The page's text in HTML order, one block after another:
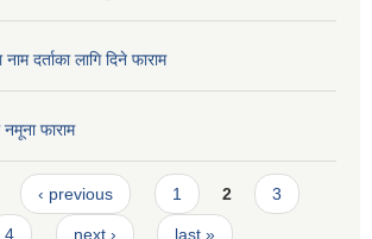
नाम दर्ताका लागि दिने फाराम
नमूना फाराम
‹ previous 1 2 3
4 next › last »